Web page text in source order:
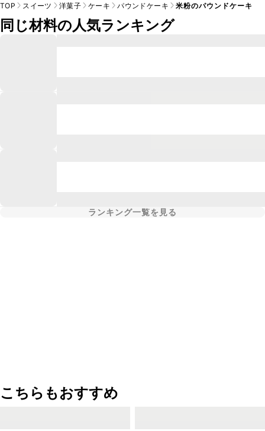
TOP スイーツ 洋菓子 ケーキ パウンドケーキ 米粉のパウンドケーキ
同じ材料の人気ランキング
ランキング一覧を見る
こちらもおすすめ